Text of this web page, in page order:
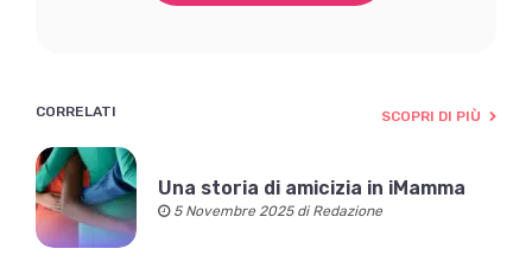
CORRELATI SCOPRI DI PIÙ
Una storia di amicizia in iMamma
5 Novembre 2025 di Redazione